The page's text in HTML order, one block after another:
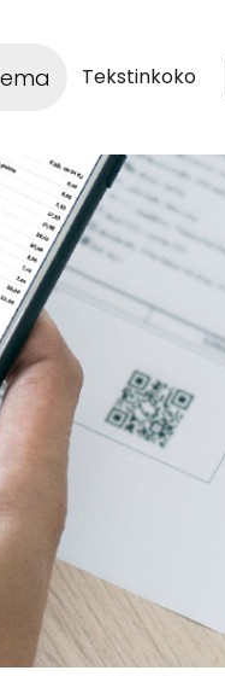
Tekstinkoko